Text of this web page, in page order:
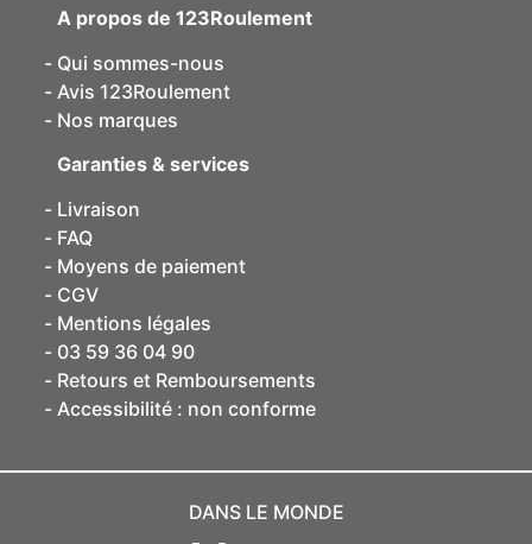
A propos de 123Roulement
Qui sommes-nous
Avis 123Roulement
Nos marques
Garanties & services
Livraison
FAQ
Moyens de paiement
CGV
Mentions légales
03 59 36 04 90
Retours et Remboursements
Accessibilité : non conforme
DANS LE MONDE